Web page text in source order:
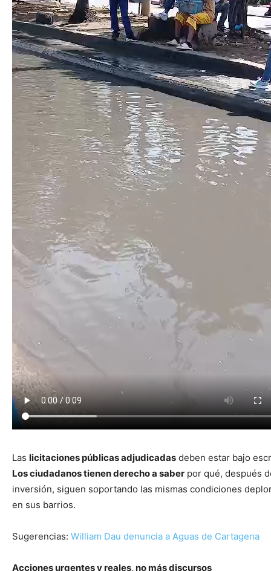
Las licitaciones públicas adjudicadas deben estar bajo
Los ciudadanos tienen derecho a saber por qué, después
inversión, siguen soportando las mismas condiciones
en sus barrios.
Sugerencias: William Dau denuncia a Aguas de Cartagena
Acciones urgentes y reales, no más discursos